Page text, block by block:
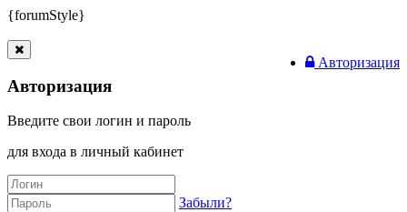
{forumStyle}
Авторизация
Авторизация
Введите свои логин и пароль
для входа в личный кабинет
Забыли?